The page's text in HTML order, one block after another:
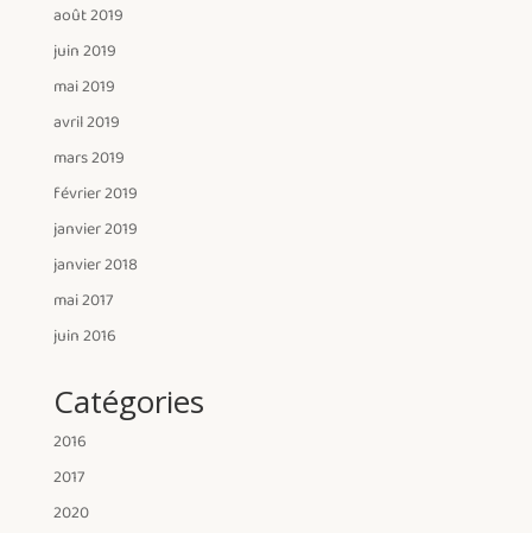
août 2019
juin 2019
mai 2019
avril 2019
mars 2019
février 2019
janvier 2019
janvier 2018
mai 2017
juin 2016
Catégories
2016
2017
2020